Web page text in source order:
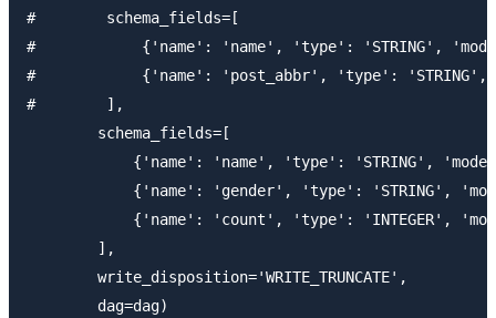
#        schema_fields=[
#            {'name': 'name', 'type': 'STRING',
#            {'name': 'post_abbr', 'type': 'STRING',
#        ],
        schema_fields=[
{'name': 'name', 'type': 'STRING',
{'name': 'gender', 'type': 'STRING',
{'name': 'count', 'type': 'INTEGER',
        ],
        write_disposition='WRITE_TRUNCATE',
        dag=dag)